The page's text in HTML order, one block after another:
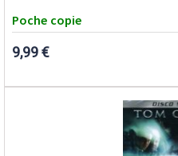
Poche copie
9,99 €